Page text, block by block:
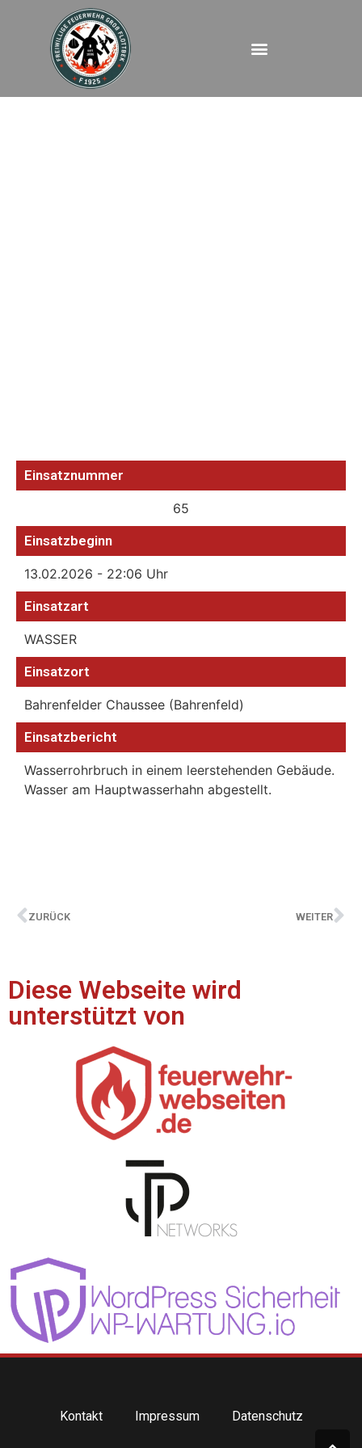
Einsatznummer
65
Einsatzbeginn
13.02.2026 - 22:06 Uhr
Einsatzart
WASSER
Einsatzort
Bahrenfelder Chaussee (Bahrenfeld)
Einsatzbericht
Wasserrohrbruch in einem leerstehenden Gebäude.
Wasser am Hauptwasserhahn abgestellt.
ZURÜCK WEITER
Diese Webseite wird
unterstützt von
Kontakt Impressum Datenschutz